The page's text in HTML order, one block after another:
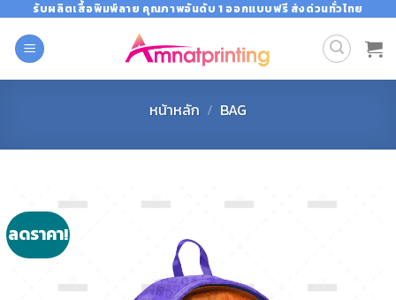
content
รับผลิตเสื้อพิมพ์ลาย คุณภาพอันดับ 1 ออกแบบฟรี ส่งด่วนทั่วไทย
หน้าหลัก / BAG
ลดราคา!